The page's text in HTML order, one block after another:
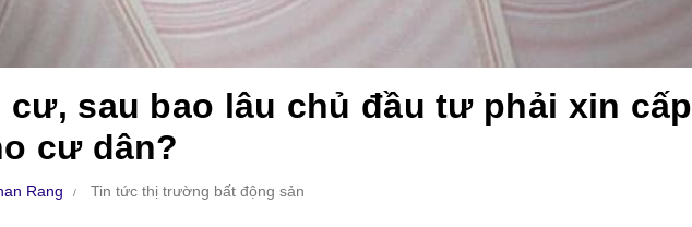
cư, sau bao lâu chủ đầu tư phải xin cấp
cư dân?
Rang Tin tức thị trường bất động sản